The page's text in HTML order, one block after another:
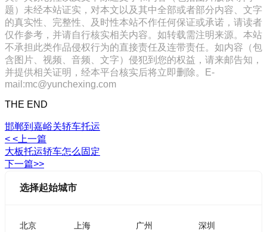
题）未经本站证实，对本文以及其中全部或者部分内容、文字
的真实性、完整性、及时性本站不作任何保证或承诺，请读者
仅作参考，并请自行核实相关内容。如转载需注明来源。本站
不承担此类作品侵权行为的直接责任及连带责任。如内容（包
含图片、视频、音频、文字）侵犯到您的权益，请来邮告知，
并提供相关证明，经本平台核实后将立即删除。E-
mail:mc@yunchexing.com
THE END
邯郸到嘉峪关轿车托运
< <上一篇
大板托运轿车怎么固定
下一篇>>
选择起始城市
北京 上海 广州
深圳